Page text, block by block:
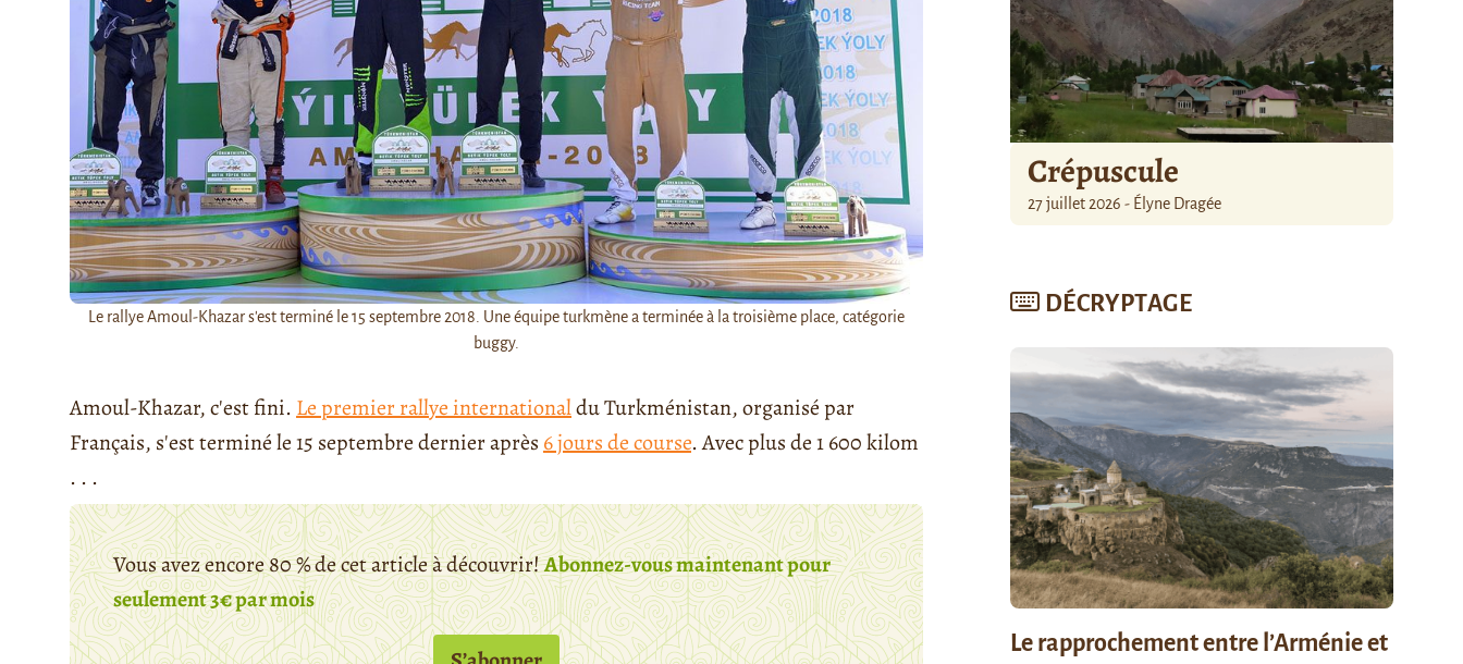
Le rallye Amoul-Khazar s'est terminé le 15 septembre 2018. Une équipe turkmène a terminée à la troisième place, catégorie
buggy.
Amoul-Khazar, c'est fini. Le premier rallye internationaldu Turkménistan, organisé par
Français, s'est terminé le 15 septembre dernier après 6 jours de course. Avec plus de 1 600 kilom
. . .
Vous avez encore 80 % de cet article à découvrir!Abonnez-vous maintenant pour
seulement 3€ par mois
Crépuscule
27 juillet 2026 - Élyne Dragée
DÉCRYPTAGE
Le rapprochement entre l’Arménie et